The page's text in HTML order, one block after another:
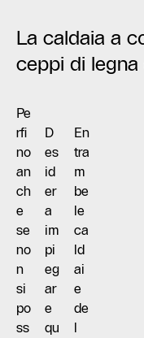
La caldaia a
ceppi di legna
Pe
rfi
no
an
ch
e
se
no
n
si
po
ss
D
es
id
er
a
im
pi
eg
ar
e
qu
En
tra
m
be
le
ca
ld
ai
e
de
l